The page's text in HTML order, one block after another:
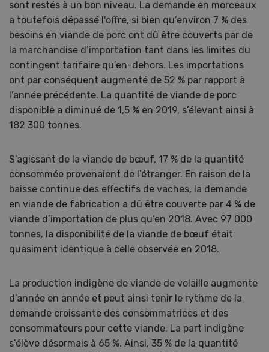
sont restés à un bon niveau. La demande en morceaux
a toutefois dépassé l'offre, si bien qu’environ 7 % des
besoins en viande de porc ont dû être couverts par de
la marchandise d’importation tant dans les limites du
contingent tarifaire qu’en-dehors. Les importations
ont par conséquent augmenté de 52 % par rapport à
l’année précédente. La quantité de viande de porc
disponible a diminué de 1,5 % en 2019, s’élevant ainsi à
182 300 tonnes.
S’agissant de la viande de bœuf, 17 % de la quantité
consommée provenaient de l’étranger. En raison de la
baisse continue des effectifs de vaches, la demande
en viande de fabrication a dû être couverte par 4 % de
viande d’importation de plus qu’en 2018. Avec 97 000
tonnes, la disponibilité de la viande de bœuf était
quasiment identique à celle observée en 2018.
La production indigène de viande de volaille augmente
d’année en année et peut ainsi tenir le rythme de la
demande croissante des consommatrices et des
consommateurs pour cette viande. La part indigène
s’élève désormais à 65 %. Ainsi, 35 % de la quantité